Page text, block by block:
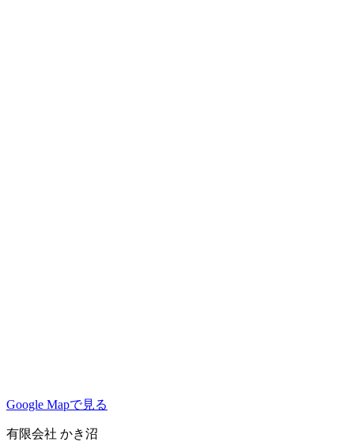
Google Mapで見る
有限会社 かき沼